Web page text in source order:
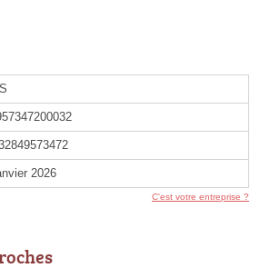
2026
C'est votre entreprise ?